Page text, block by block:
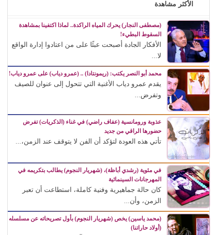
الأكثر مشاهدة
(مصطفى النجار) يحرك المياه الراكدة.. لماذا اكتفينا بمشاهدة
السقوط البطيء!
الأفكار الجادة أصبحت عبئًا على من اعتادوا إدارة الواقع
لا...
محمد أبو النصر يكتب: (ريمونتادا) .. (عمرو دياب) على عمرو دياب!
يقدم عمرو دياب الأغنية التي تتحول إلى عنوان للصيف
وتفرض...
عذوبة ورومانسية (عفاف راضي) في غناء (الذكريات) تفرض
حضورها الراقي من جديد
تأتي هذه العودة لتؤكد أن الفن لا يتوقف عند الزمن،...
في مئوية (رشدي أباظة)، (شهريار النجوم) يطالب بتكريمه في
المهرجانات السينمائية
كان حالة جماهيرية وفنية كاملة، استطاعت أن تعبر
الزمن، وأن...
(محمد ياسين) يخص (شهريار النجوم) بأول تصريحاته عن مسلسله
(أولاد حاراتنا)